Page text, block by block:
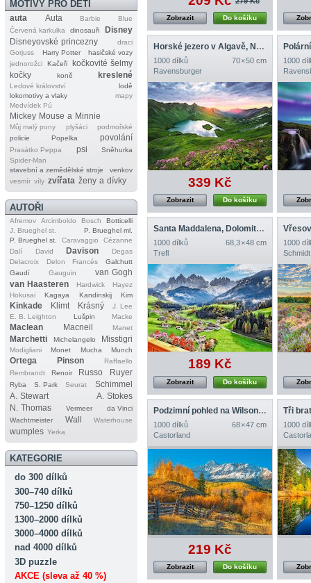
MOTIVY PRO DĚTI
auta Auta Barbie
Blue
Červená karkulka
dinosauři
Disney
Disneyovské princezny
draci
Gorjuss
Harry Potter
hasičské vozy
jednorožci
Kačeři
kočkovité šelmy
kočky
koně kreslené
Ledové království
lodě
lokomotivy a vlaky
mapy
Medvídek Pú
Mickey Mouse a Minnie
Můj malý pony plyšáci
podmořské
policie
Popelka povolání
Prasátko Peppa psi
Sněhurka
Spider‐Man
stavební a zemědělské stroje
venkov
vesmír víly zvířata ženy a dívky
AUTOŘI
Afremov Arcimboldo Bosch
Botticelli
J. Brueghel st.
P. Brueghel ml.
P. Brueghel st.
Caravaggio
Cézanne
Dalí
David Davison
Degas
Delacroix
Delon Francés
Galchutt
Gaudí
Gauguin
van Gogh
van Haasteren
Hardwick
Hayez
Hokusai
Kagaya Kandinskij Kim
Kinkade Klimt Krásný
J. Lee
E. B. Leighton
Lušpin Macke
Maclean Macneil Manet
Marchetti Michelangelo Misstigri
Modigliani Monet Mucha Munch
Ortega Pinson
Raffaello
Rembrandt
Renoir Russo Ruyer
Ryba S. Park Seurat
Schimmel
A. Stewart
A. Stokes
N. Thomas
Vermeer
da Vinci
Wachtmeister
Wall Waterhouse
wumples Yerka
KATEGORIE
do 300 dílků
300–740 dílků
750–1250 dílků
1300–2000 dílků
3000–4000 dílků
nad 4000 dílků
3D puzzle
AKCE (sleva až 40 %)
Do košíku
Zobrazit
Horské jezero v Algavě, Německo
1000 dílků
70 × 50 cm
Ravensburger
339 Kč
Do košíku
Zobrazit
1000
Santa Maddalena, Dolomity, Itálie
1000 dílků
68,3 × 48 cm
Trefl
189 Kč
Do košíku
Zobrazit
1000
Schmidt
Podzimní pohled na Wilson Peak, USA
1000 dílků
68 × 47 cm
Castorland
219 Kč
Do košíku
Zobrazit
1000